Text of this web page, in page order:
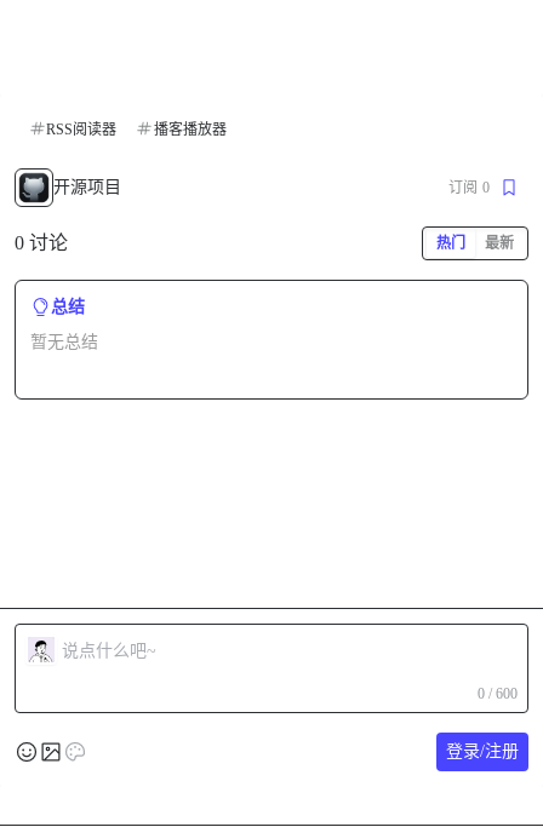
RSS阅读器 播客播放器
开源项目 订阅 0
0 讨论 热门 最新
总结
暂无总结
0 / 600
登录/注册